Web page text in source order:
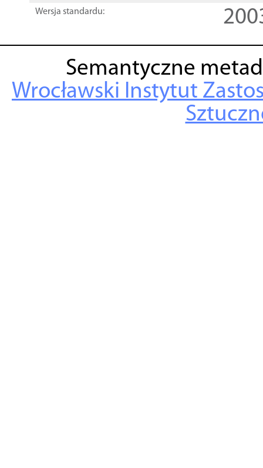
Wersja standardu:
Semantyczne
Wrocławski Instytut